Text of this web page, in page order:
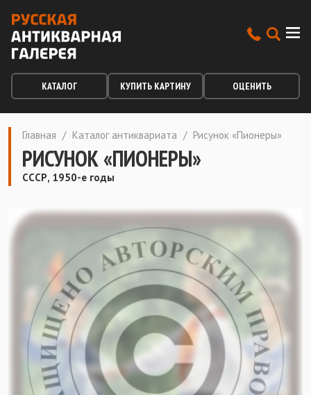
КАТАЛОГ КУПИТЬ КАРТИНУ ОЦЕНИТЬ
Главная / Каталог антиквариата / Рисунок «Пионеры»
РИСУНОК «ПИОНЕРЫ»
СССР, 1950-е годы